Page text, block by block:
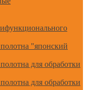
"японский
для обработки
для обработки